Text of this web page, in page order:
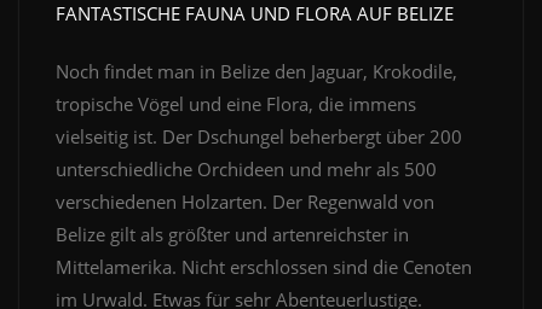
FANTASTISCHE FAUNA UND FLORA AUF BELIZE
Noch findet man in Belize den Jaguar, Krokodile,
tropische Vögel und eine Flora, die immens
vielseitig ist. Der Dschungel beherbergt über 200
unterschiedliche Orchideen und mehr als 500
verschiedenen Holzarten. Der Regenwald von
Belize gilt als größter und artenreichster in
Mittelamerika. Nicht erschlossen sind die Cenoten
im Urwald. Etwas für sehr Abenteuerlustige.